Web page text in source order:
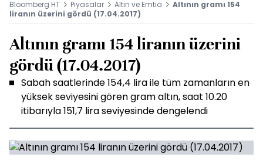
Bloomberg HT Piyasalar Altın ve Emtia
Altının gramı 154
liranın üzerini gördü (17.04.2017)
Altının gramı 154 liranın üzerini
gördü (17.04.2017)
Sabah saatlerinde 154,4 lira ile tüm zamanların en
yüksek seviyesini gören gram altın, saat 10.20
itibarıyla 151,7 lira seviyesinde dengelendi